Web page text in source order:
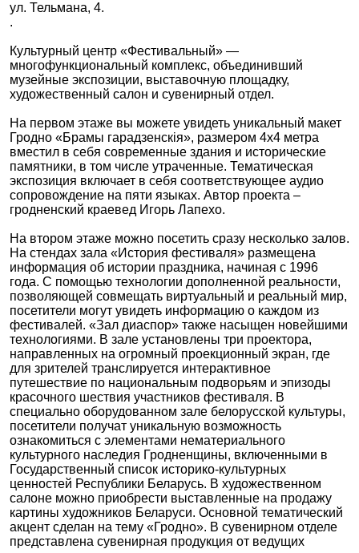
ул. Тельмана, 4.
.
Культурный центр «Фестивальный» —
многофункциональный комплекс, объединивший
музейные экспозиции, выставочную площадку,
художественный салон и сувенирный отдел.
На первом этаже вы можете увидеть уникальный макет
Гродно «Брамы гарадзенскія», размером 4х4 метра
вместил в себя современные здания и исторические
памятники, в том числе утраченные. Тематическая
экспозиция включает в себя соответствующее аудио
сопровождение на пяти языках. Автор проекта –
гродненский краевед Игорь Лапехо.
На втором этаже можно посетить сразу несколько залов.
На стендах зала «История фестиваля» размещена
информация об истории праздника, начиная с 1996
года. С помощью технологии дополненной реальности,
позволяющей совмещать виртуальный и реальный мир,
посетители могут увидеть информацию о каждом из
фестивалей. «Зал диаспор» также насыщен новейшими
технологиями. В зале установлены три проектора,
направленных на огромный проекционный экран, где
для зрителей транслируется интерактивное
путешествие по национальным подворьям и эпизоды
красочного шествия участников фестиваля. В
специально оборудованном зале белорусской культуры,
посетители получат уникальную возможность
ознакомиться с элементами нематериального
культурного наследия Гродненщины, включенными в
Государственный список историко-культурных
ценностей Республики Беларусь. В художественном
салоне можно приобрести выставленные на продажу
картины художников Беларуси. Основной тематический
акцент сделан на тему «Гродно». В сувенирном отделе
представлена сувенирная продукция от ведущих